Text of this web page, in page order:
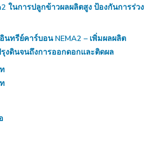
ในการปลูกข้าวผลผลิตสูง ป้องกันการร่วง
ทรีย์คาร์บอน NEMA2 – เพิ่มผลผลิต
งดินจนถึงการออกดอกและติดผล